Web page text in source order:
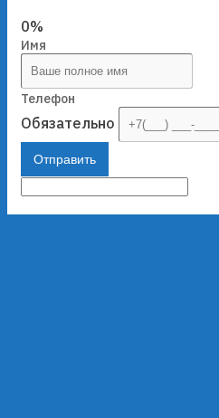
0%
Имя
Телефон
Обязательно
Отправить